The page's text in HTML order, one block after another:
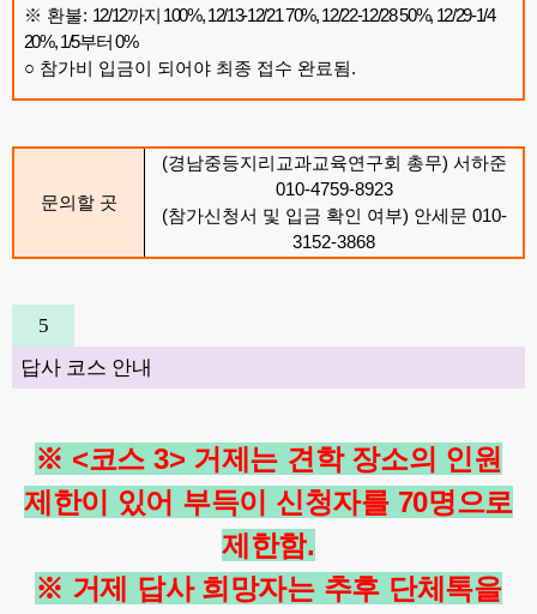
※ 환불: 12/12까지 100%, 12/13-12/21 70%, 12/22-12/28 50%, 12/29-1/4
20%, 1/5부터 0%
○ 참가비 입금이 되어야 최종 접수 완료됨.
문의할 곳
(경남중등지리교과교육연구회 총무) 서하준
010-4759-8923
(참가신청서 및 입금 확인 여부) 안세문 010-
3152-3868
5
답사 코스 안내
※ <코스 3> 거제는 견학 장소의 인원
제한이 있어 부득이 신청자를 70명으로
제한함.
※ 거제 답사 희망자는 추후 단체톡을